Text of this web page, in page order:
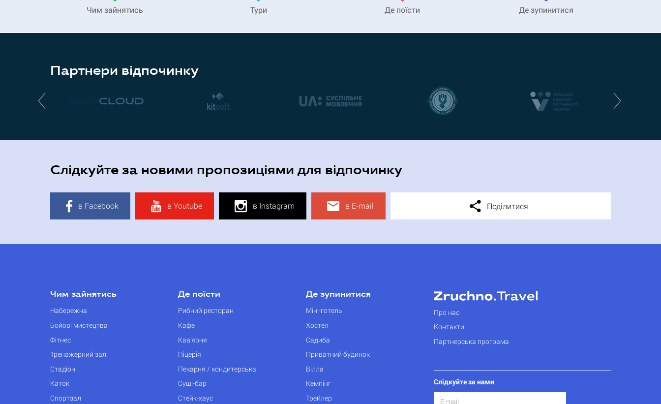
Чим зайнятись Тури Де поїсти Де зупинитися
Партнери відпочинку
Слідкуйте за новими пропозиціями для відпочинку
в Facebook в Youtube в Instagram в E-mail Поділитися
Чим зайнятись
Набережна
Бойові мистецтва
Фітнес
Тренажерний зал
Стадіон
Каток
Спортзал
Де поїсти
Рибний ресторан
Кафе
Кав’ярня
Піцерія
Пекарня / кондитерська
Суші-бар
Стейк-хаус
Де зупинитися
Міні-готель
Хостел
Садиба
Приватний будинок
Вілла
Кемпінг
Трейлер
Про нас
Контакти
Партнерська програма
Слідкуйте за нами